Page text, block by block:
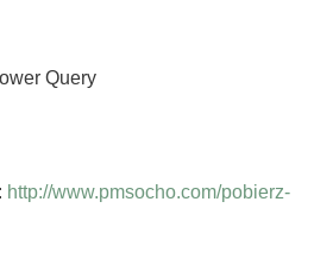
Query
http://www.pmsocho.com/pobierz-